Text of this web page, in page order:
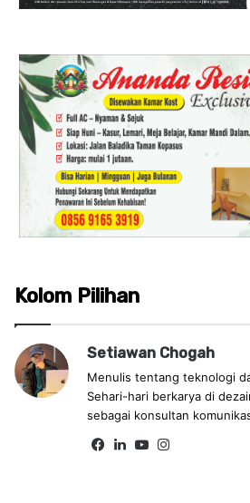
Kolom Pilihan
Setiawan Chogah
Menulis tentang teknologi
Sehari-hari berkarya di
sebagai konsultan
Fa Lin Yo